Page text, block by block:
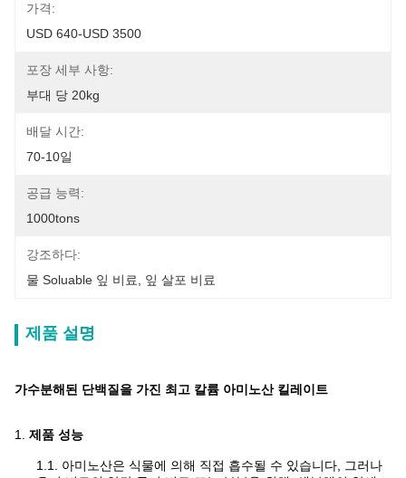
가격:
USD 640-USD 3500
포장 세부 사항:
부대 당 20kg
배달 시간:
70-10일
공급 능력:
1000tons
강조하다:
물 Soluable 잎 비료
잎 살포 비료
제품 설명
가수분해된 단백질을 가진 최고 칼륨 아미노산 킬레이트
1. 제품 성능
1.1. 아미노산은 식물에 의해 직접 흡수될 수 있습니다, 그러나